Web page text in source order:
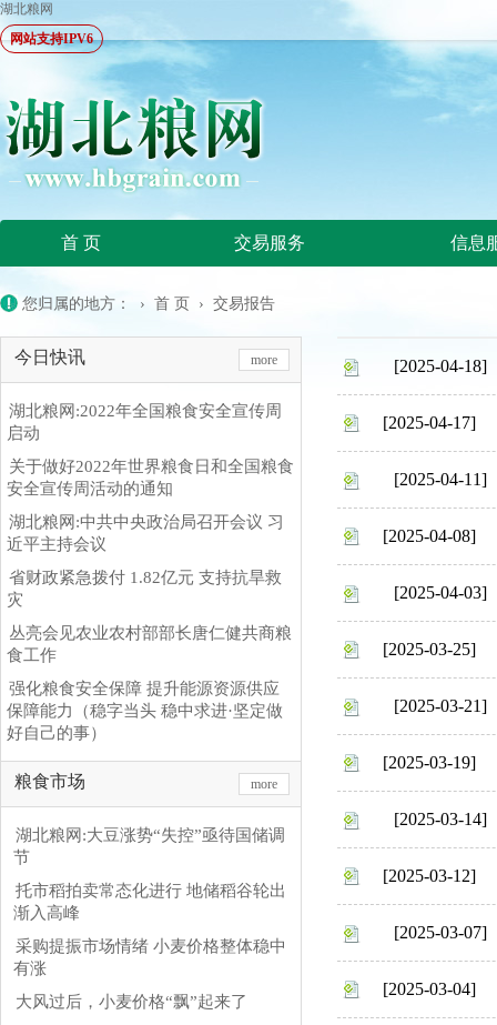
湖北粮网
网站支持IPV6
首 页 交易服务 信息
您归属的地方： › 首 页 › 交易报告
今日快讯 more
湖北粮网:2022年全国粮食安全宣传周
启动
关于做好2022年世界粮食日和全国粮食
安全宣传周活动的通知
湖北粮网:中共中央政治局召开会议 习
近平主持会议
省财政紧急拨付 1.82亿元 支持抗旱救
灾
丛亮会见农业农村部部长唐仁健共商粮
食工作
强化粮食安全保障 提升能源资源供应
保障能力（稳字当头 稳中求进·坚定做
好自己的事）
粮食市场 more
湖北粮网:大豆涨势“失控”亟待国储调
节
托市稻拍卖常态化进行 地储稻谷轮出
渐入高峰
采购提振市场情绪 小麦价格整体稳中
有涨
大风过后，小麦价格“飘”起来了
[2025-04-18]
[2025-04-17]
[2025-04-11]
[2025-04-08]
[2025-04-03]
[2025-03-25]
[2025-03-21]
[2025-03-19]
[2025-03-14]
[2025-03-12]
[2025-03-07]
[2025-03-04]